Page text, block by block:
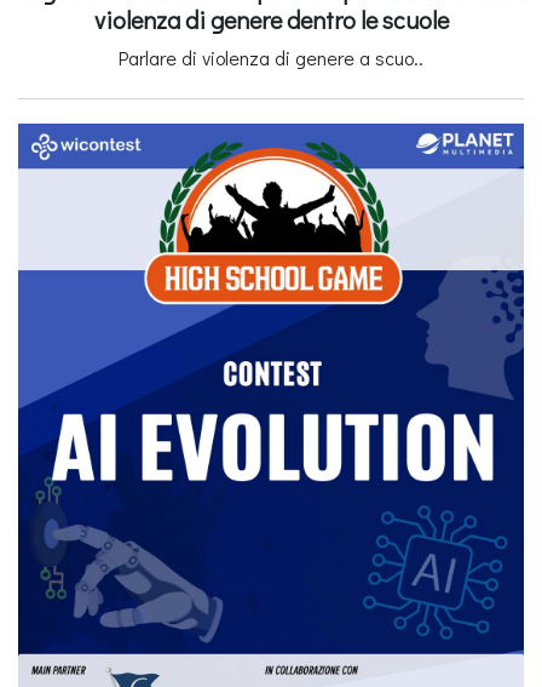
violenza di genere dentro le scuole
Parlare di violenza di genere a scuo..